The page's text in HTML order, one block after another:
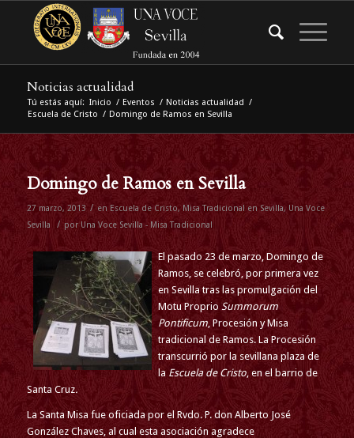
Noticias actualidad
Tú estás aquí: Inicio / Eventos / Noticias actualidad /
Escuela de Cristo / Domingo de Ramos en Sevilla
Domingo de Ramos en Sevilla
27 marzo, 2013 / en Escuela de Cristo, Misa Tradicional en Sevilla, Una Voce
Sevilla
/ porUna Voce Sevilla - Misa Tradicional
El pasado 23 de marzo, Domingo de
Ramos, se celebró, por primera vez
en Sevilla tras las promulgación del
Motu Proprio Summorum
Pontificum, Procesión y Misa
tradicional de Ramos. La Procesión
transcurrió por la sevillana plaza de
la Escuela de Cristo, en el barrio de
Santa Cruz.
La Santa Misa fue oficiada por el Rvdo. P. don Alberto José
González Chaves, al cual esta asociación agradece